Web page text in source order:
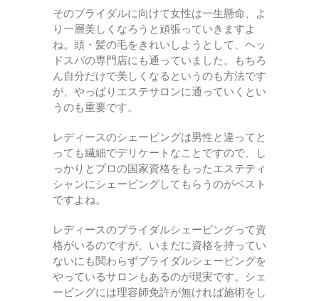
そのブライダルに向けて女性は一生懸命、よ
り一層美しくなろうと頑張っていきますよ
ね。頭・髪の毛をきれいしようとして、ヘッ
ドスパの専門店にも通っていました。もちろ
ん自分だけで美しくなるというのも方法です
が、やっぱりエステサロンに通っていくとい
うのも重要です。
レディースのシェービングは男性と違ってと
っても繊細でデリケートなことですので、し
っかりとプロの国家資格をもったエステティ
シャンにシェービングしてもらうのがベスト
ですよね。
レディースのブライダルシェービングって資
格がいるのですが、いまだに資格を持ってい
ないにも関わらずブライダルシェービングを
やっているサロンもあるのが現実です。シェ
ービングには理容師免許が無ければ施術をし